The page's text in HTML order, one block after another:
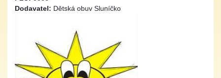
Dodavatel: Dětská obuv Sluníčko